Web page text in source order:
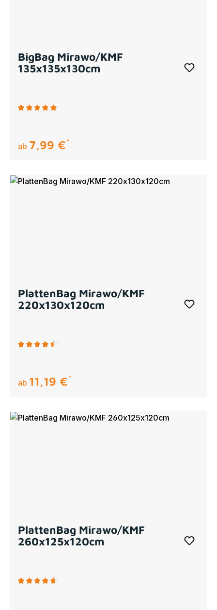
BigBag Mirawo/KMF
135x135x130cm
regulärer preis:
ab 7,99 €
PlattenBag Mirawo/KMF
220x130x120cm
regulärer preis:
ab 11,19 €
PlattenBag Mirawo/KMF
260x125x120cm